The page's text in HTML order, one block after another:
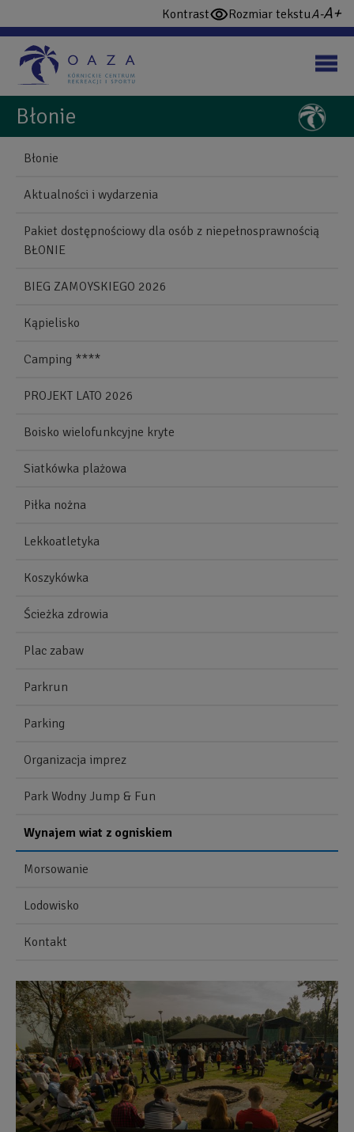
do
treści
Kontrastwłącz
wysoki
Rozmiar tekstu
Błonie
Back
top
NAWIGUJ
Błonie
Aktualności i wydarzenia
Pakiet dostępnościowy dla osób z niepełnosprawnością
BŁONIE
BIEG ZAMOYSKIEGO 2026
Kąpielisko
Camping ****
PROJEKT LATO 2026
Boisko wielofunkcyjne kryte
Siatkówka plażowa
Piłka nożna
Lekkoatletyka
Koszykówka
Ścieżka zdrowia
Plac zabaw
Parkrun
Parking
Organizacja imprez
Park Wodny Jump & Fun
Wynajem wiat z ogniskiem
Morsowanie
Lodowisko
Kontakt